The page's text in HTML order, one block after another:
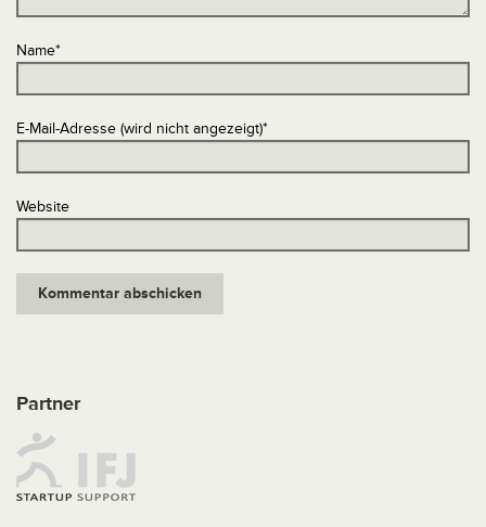
Name*
E-Mail-Adresse (wird nicht angezeigt)*
Website
Partner